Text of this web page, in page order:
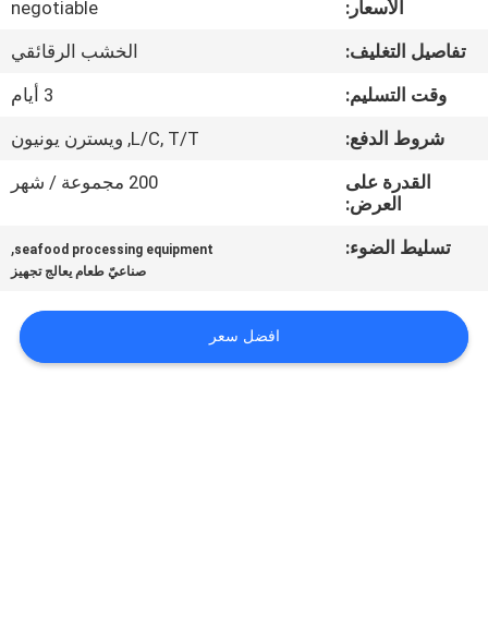
في
المعمل
رقابة
جودة
اتصل
أخبار
الأسعار:
negotiable
تفاصيل التغليف:
الخشب الرقائقي
وقت التسليم:
3 أيام
شروط الدفع:
L/C, T/T, ويسترن يونيون
القدرة على
العرض:
200 مجموعة / شهر
تسليط الضوء: seafood processing equipment
,
صناعيّ طعام يعالج تجهيز
افضل سعر